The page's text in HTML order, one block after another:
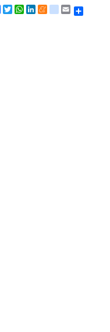
Facebook
TwitterWhatsApp
LinkedInMeneame
tuentiEmail